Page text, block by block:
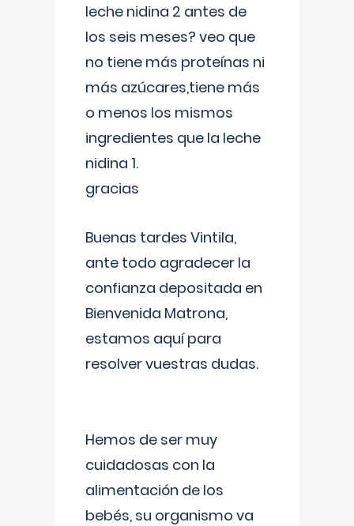
leche nidina 2 antes de
los seis meses? veo que
no tiene más proteínas ni
más azúcares,tiene más
o menos los mismos
ingredientes que la leche
nidina 1.
gracias
Buenas tardes Vintila,
ante todo agradecer la
confianza depositada en
Bienvenida Matrona,
estamos aquí para
resolver vuestras dudas.
Hemos de ser muy
cuidadosas con la
alimentación de los
bebés, su organismo va